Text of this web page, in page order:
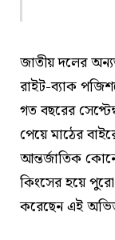
জাতীয় দলের
রাইট-ব্যাক
গত বছরের
পেয়ে মাঠের
আন্তর্জাতিক
কিংসের হয়ে
করেছেন এই